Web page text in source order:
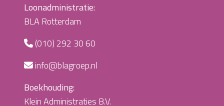
Loonadministratie:
BLA Rotterdam
(010) 292 30 60
info@blagroep.nl
Boekhouding:
Klein Administraties B.V.